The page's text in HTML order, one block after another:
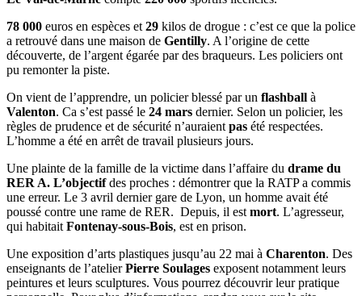
78 000 euros en espèces et 29 kilos de drogue : c’est ce que la police
a retrouvé dans une maison de Gentilly. A l’origine de cette
découverte, de l’argent égarée par des braqueurs. Les policiers ont
pu remonter la piste.
On vient de l’apprendre, un policier blessé par un flashball à
Valenton. Ca s’est passé le 24 mars dernier. Selon un policier, les
règles de prudence et de sécurité n’auraient pas été respectées.
L’homme a été en arrêt de travail plusieurs jours.
Une plainte de la famille de la victime dans l’affaire du drame du
RER A. L’objectifdes proches : démontrer que la RATP a commis
une erreur. Le 3 avril dernier gare de Lyon, un homme avait été
poussé contre une rame de RER. Depuis, il est mort. L’agresseur,
qui habitait Fontenay-sous-Bois, est en prison.
Une exposition d’arts plastiques jusqu’au 22 mai à Charenton. Des
enseignants de l’atelierPierre Soulages exposent notamment leurs
peintures et leurs sculptures. Vous pourrez découvrir leur pratique